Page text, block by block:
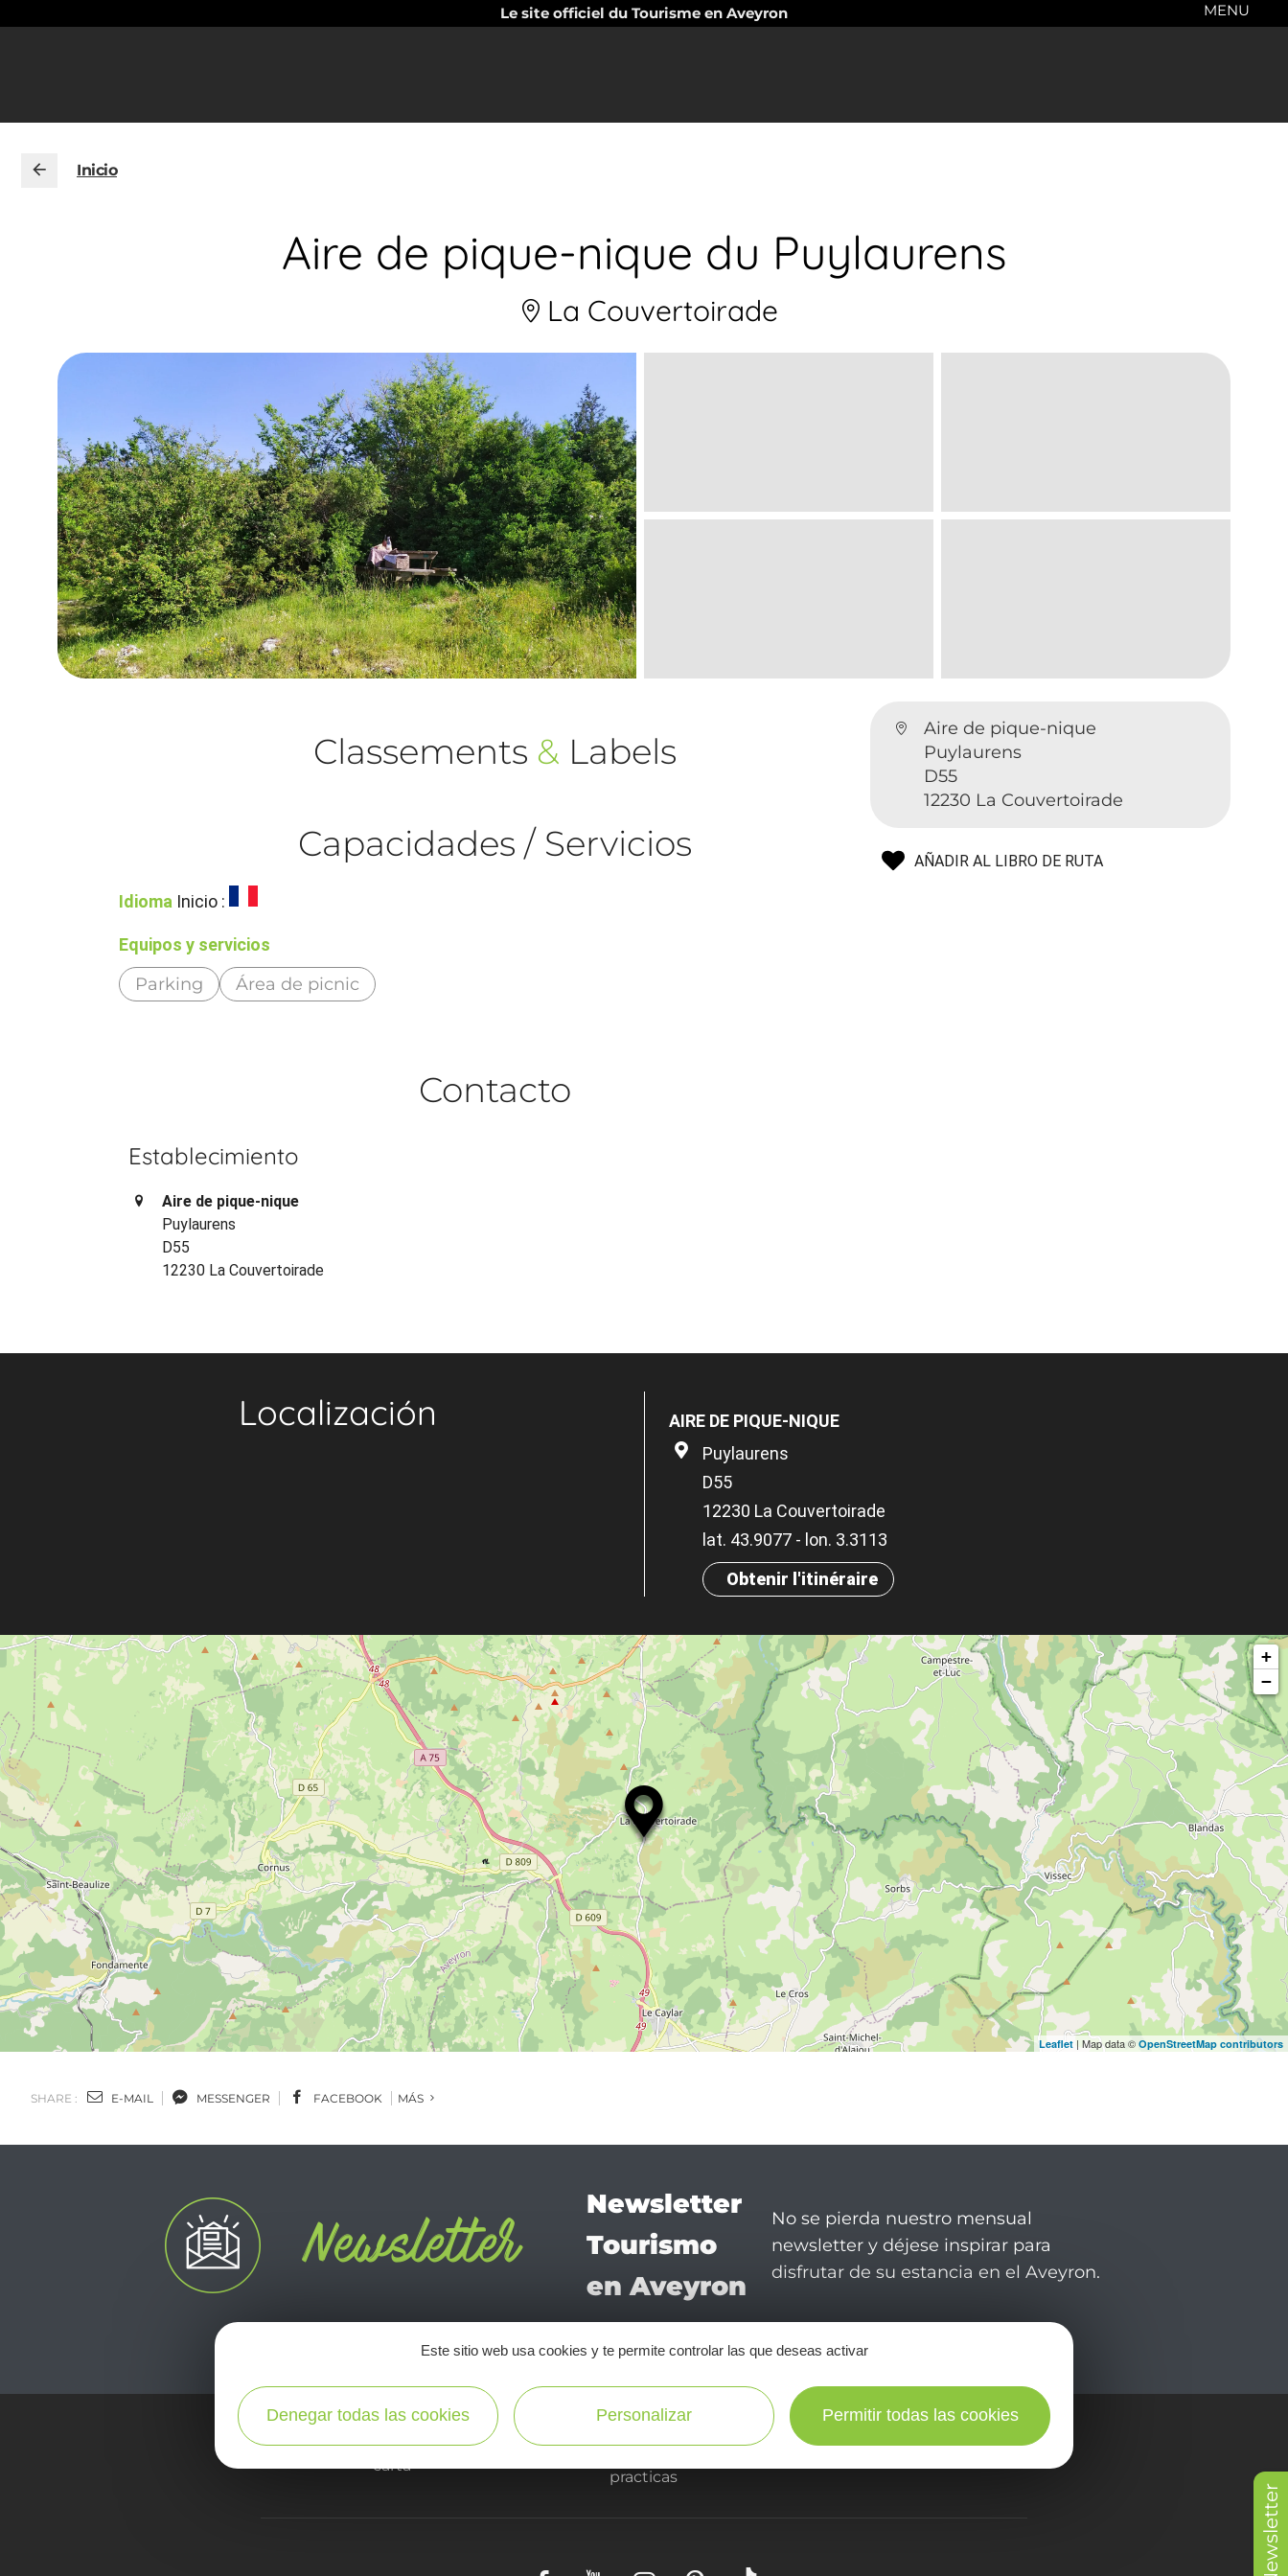
Le site officiel du Tourisme en Aveyron
Newsletter
MENU
Inicio
Aire de pique-nique du Puylaurens
La Couvertoirade
Aire de pique-nique
Puylaurens
D55
12230 La Couvertoirade
AÑADIR AL LIBRO DE RUTA
Classements & Labels
Capacidades / Servicios
Idioma Inicio :
Equipos y servicios
Parking Área de picnic
Contacto
Establecimiento
Aire de pique-nique
Puylaurens
D55
12230 La Couvertoirade
Localización
AIRE DE PIQUE-NIQUE
Puylaurens
D55
12230 La Couvertoirade
lat. 43.9077 - lon. 3.3113
Obtenir l'itinéraire
+
−
Leaflet | Map data © OpenStreetMap contributors
SHARE : E-MAIL MESSENGER FACEBOOK MÁS
Newsletter
Tourismo
en Aveyron
No se pierda nuestro mensual
newsletter y déjese inspirar para
disfrutar de su estancia en el Aveyron.
carta
practicas
Este sitio web usa cookies y te permite controlar las que deseas activar
Denegar todas las cookies Personalizar Permitir todas las cookies